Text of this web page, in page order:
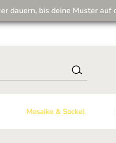
die Zukunft! 💪
dauern, bis deine Muster auf
Mosaike & Sockel